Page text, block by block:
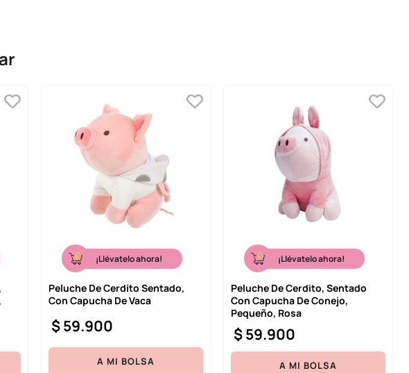
¡Llévatelo ahora!
Peluche De Cerdito Sentado,
Con Capucha De Vaca
$59.900
A MI BOLSA
¡Llévatelo ahora!
Peluche De Cerdito, Sentado
Con Capucha De Conejo,
Pequeño, Rosa
$59.900
A MI BOLSA